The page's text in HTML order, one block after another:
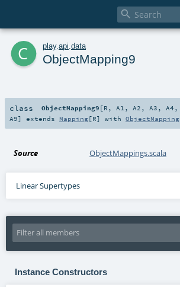

c play. api data
ObjectMapping9
class ObjectMapping9 [R , A1 , A2 , A3 , A4 ,
A9] extends Mapping[R] with ObjectMapping
Source ObjectMappings.scala
Linear Supertypes
Instance Constructors